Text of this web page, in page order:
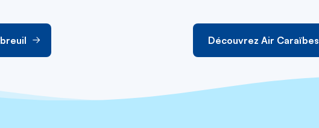
Découvrez Air Caraïbes